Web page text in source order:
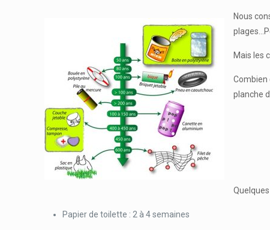
Nous
Mais les
Combien
planche
Papier de toilette : 2 à 4 semaines